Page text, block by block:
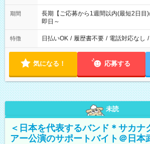
期間
長期【ご応募から1週間以内(最短2日目)
即日～
特徴 日払いOK / 履歴書不要 / 電話対応なし /
気になる！ 応募する
未読
＜日本を代表するバンド＊サカナ
アー公演のサポートバイト＠日本